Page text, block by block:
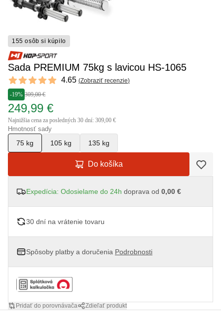
155 osôb si kúpilo
Sada PREMIUM 75kg s lavicou HS-1065
Reviews
4.65 out of 5 stars 4.65 (Zobraziť recenzie)
-19% 309,00 €
249,99 €
Najnižšia cena za posledných 30 dní: 309,00 €
Hmotnosť sady
75 kg 105 kg 135 kg
Do košíka
Expedícia: Odosielame do 24h doprava od 0,00 €
30 dní na vrátenie tovaru
Spôsoby platby a doručenia Podrobnosti
Pridať do porovnávača Zdieľať produkt